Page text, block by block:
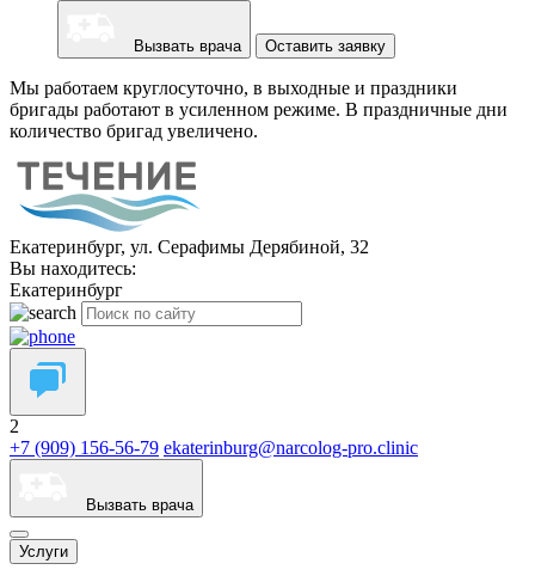
Вызвать врача Оставить заявку
Мы работаем круглосуточно, в выходные и праздники
бригады работают в усиленном режиме. В праздничные дни
количество бригад увеличено.
Екатеринбург, ул. Серафимы Дерябиной, 32
Вы находитесь:
Екатеринбург
2
+7 (909) 156-56-79 ekaterinburg@narcolog-pro.clinic
Вызвать врача
Услуги